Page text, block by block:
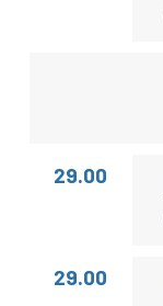
29.00
29.00